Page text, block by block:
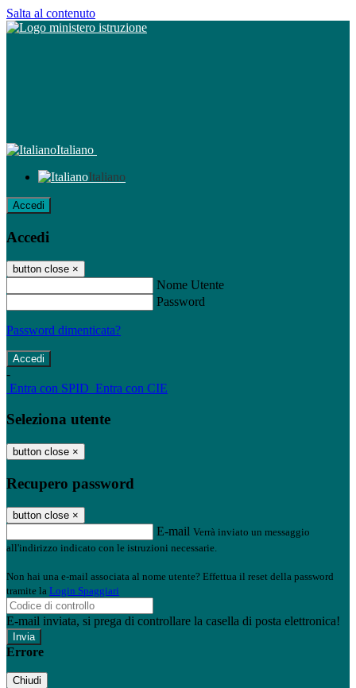
Salta al contenuto
Italiano
Italiano
Accedi
Accedi
button close ×
Nome Utente
Password
Password dimenticata?
-
Entra con SPID Entra con CIE
Seleziona utente
button close ×
Recupero password
button close ×
E-mail Verrà inviato un messaggio
all'indirizzo indicato con le istruzioni necessarie.
Non hai una e-mail associata al nome utente? Effettua il reset della password
tramite la Login Spaggiari
E-mail inviata, si prega di controllare la casella di posta elettronica!
Errore
Chiudi